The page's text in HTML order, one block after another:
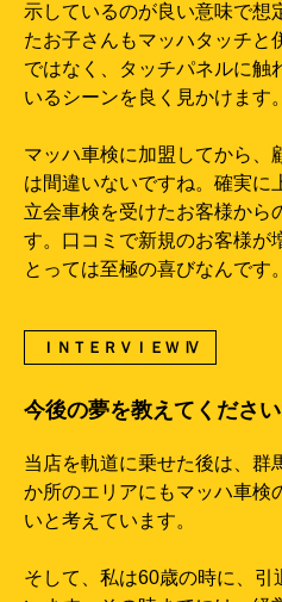
示しているのが良い意味で想
たお子さんもマッハタッチと
ではなく、タッチパネルに触
いるシーンを良く見かけます。
マッハ車検に加盟してから、
は間違いないですね。確実に
立会車検を受けたお客様から
す。口コミで新規のお客様が
とっては至極の喜びなんです。
ＩＮＴＥＲＶＩＥＷ Ⅳ
今後の夢を教えてください
当店を軌道に乗せた後は、群
か所のエリアにもマッハ車検
いと考えています。
そして、私は60歳の時に、引